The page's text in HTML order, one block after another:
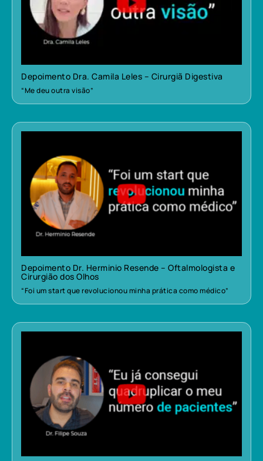
Depoimento Dra. Camila Leles – Cirurgiã Digestiva
“Me deu outra visão”
Depoimento Dr. Herminio Resende – Oftalmologista e
Cirurgião dos Olhos
“Foi um start que revolucionou minha prática como médico”